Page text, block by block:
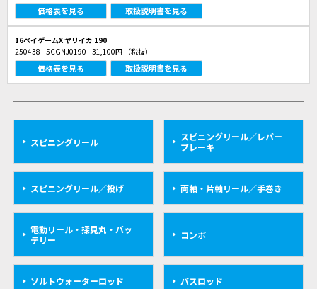
価格表を見る 取扱説明書を見る
16ベイゲームX ヤリイカ 190
250438 5CGNJ0190 31,100円 （税抜）
価格表を見る 取扱説明書を見る
スピニングリール
スピニングリール／レバー
ブレーキ
スピニングリール／投げ 両軸・片軸リール／手巻き
電動リール・探見丸・バッ
テリー
コンボ
ソルトウォーターロッド バスロッド